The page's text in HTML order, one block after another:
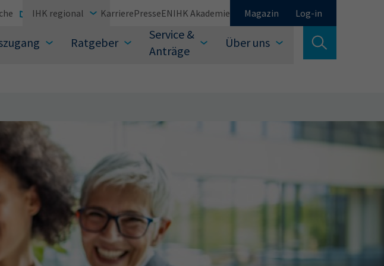
Ratgeber
Service &
Anträge
Über uns
IHK regional KarrierePresseEN IHK Akademie Magazin Log-in
Suche verlassen
Begriffen vorauswählen